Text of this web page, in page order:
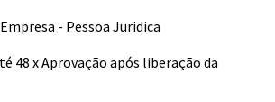
- Pessoa Juridica
48 x Aprovação após liberação da